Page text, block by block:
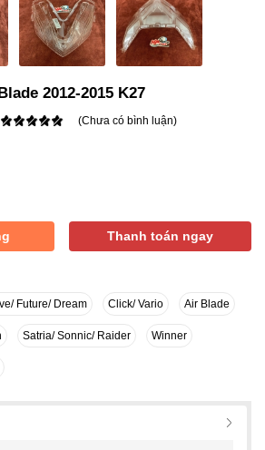
2012-2015 K27
(Chưa có bình luận)
Thanh toán ngay
Future/ Dream Click/ Vario Air Blade
Satria/ Sonnic/ Raider Winner